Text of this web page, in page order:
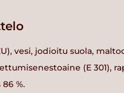
vesi, jodioitu suola,
(E 301),
%.